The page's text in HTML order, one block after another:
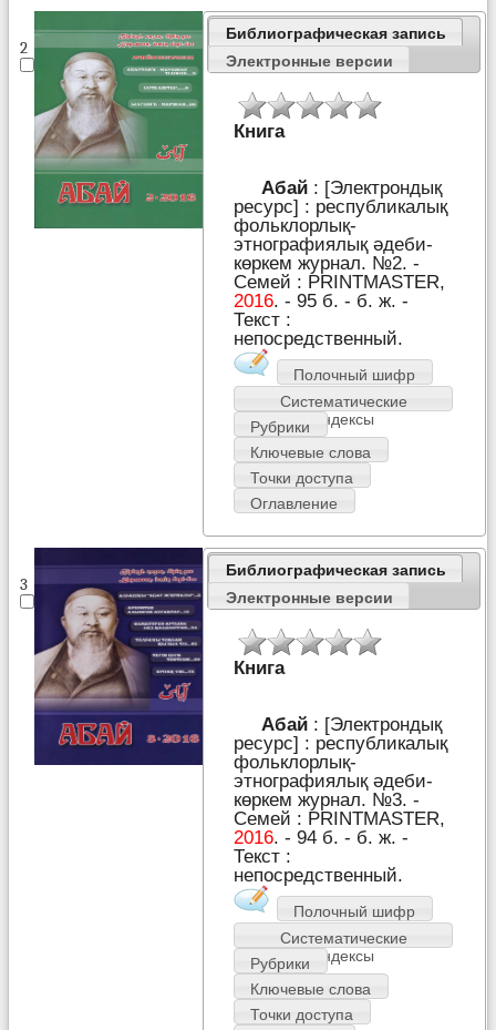
2
Библиографическая запись
Электронные версии
Книга
Абай : [Электрондық
ресурс] : республикалық
фольклорлық-
этнографиялық әдеби-
көркем журнал. №2. -
Семей : PRІNTMASTER,
2016. - 95 б. - б. ж. -
Текст :
непосредственный.
Полочный шифр
Систематические
индексы
Рубрики
Ключевые слова
Точки доступа
Оглавление
3
Библиографическая запись
Электронные версии
Книга
Абай : [Электрондық
ресурс] : республикалық
фольклорлық-
этнографиялық әдеби-
көркем журнал. №3. -
Семей : PRІNTMASTER,
2016. - 94 б. - б. ж. -
Текст :
непосредственный.
Полочный шифр
Систематические
индексы
Рубрики
Ключевые слова
Точки доступа